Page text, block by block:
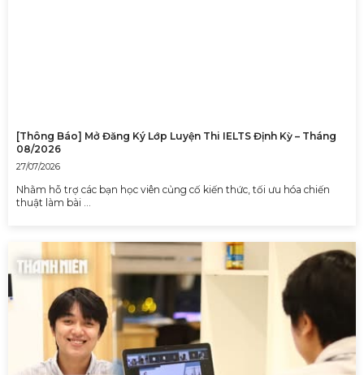
[Thông Báo] Mở Đăng Ký Lớp Luyện Thi IELTS Định Kỳ – Tháng
08/2026
27/07/2026
Nhằm hỗ trợ các bạn học viên củng cố kiến thức, tối ưu hóa chiến
thuật làm bài …